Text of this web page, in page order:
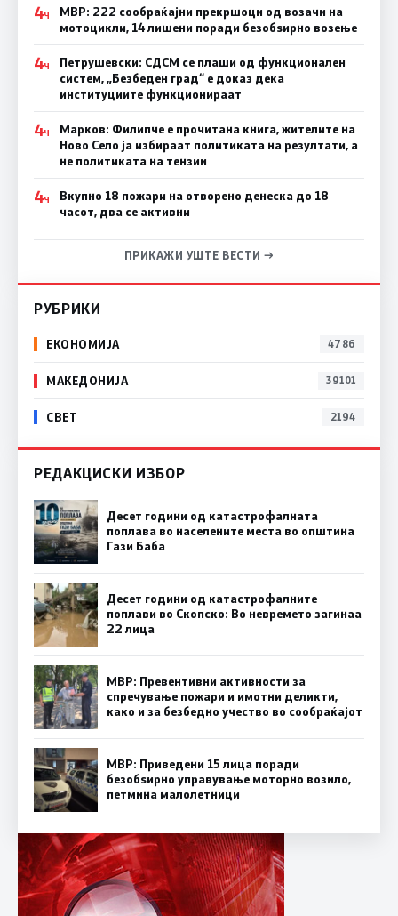
4Ч
МВР: 222 сообраќајни прекршоци од возачи на
мотоцикли, 14 лишени поради безобѕирно возење
4Ч
Петрушевски: СДСМ се плаши од функционален
систем, „Безбеден град“ е доказ дека
институциите функционираат
4Ч
Марков: Филипче е прочитана книга, жителите на
Ново Село ја избираат политиката на резултати, а
не политиката на тензии
4Ч
Вкупно 18 пожари на отворено денеска до 18
часот, два се активни
ПРИКАЖИ УШТЕ ВЕСТИ →
РУБРИКИ
ЕКОНОМИЈА 4786
МАКЕДОНИЈА 39101
СВЕТ 2194
РЕДАКЦИСКИ ИЗБОР
Десет години од катастрофалната
поплава во населените места во општина
Гази Баба
Десет години од катастрофалните
поплави во Скопско: Во невремето загинаа
22 лица
МВР: Превентивни активности за
спречување пожари и имотни деликти,
како и за безбедно учество во сообраќајот
МВР: Приведени 15 лица поради
безобѕирно управување моторно возило,
петмина малолетници